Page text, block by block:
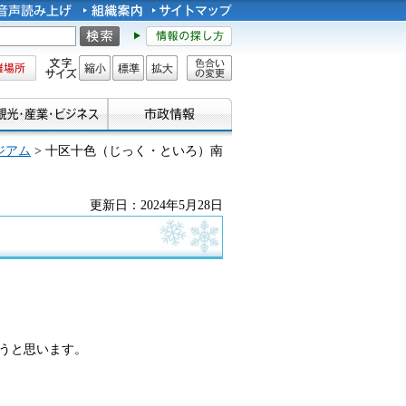
文字サイズ
縮小 標準 拡大
色合い
アム > 十区十色（じっく・といろ）南
更新日：2024年5月28日
と思います。